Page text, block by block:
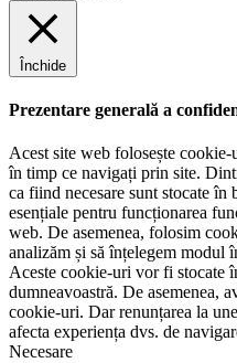
Închide
Prezentare generală a
Acest site web folosește
în timp ce navigați prin site.
ca fiind necesare sunt stocate în
esențiale pentru funcționarea
web. De asemenea, folosim
analizăm și să înțelegem modul
Aceste cookie-uri vor fi stocate
dumneavoastră. De asemenea,
cookie-uri. Dar renunțarea la
afecta experiența dvs. de
Necesare